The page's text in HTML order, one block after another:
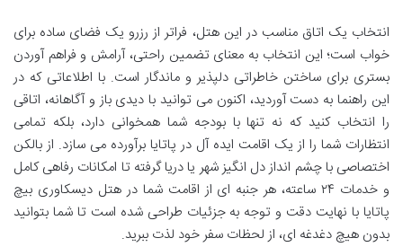
انتخاب یک اتاق مناسب در این هتل، فراتر از رزرو یک فضای ساده برای
خواب است؛ این انتخاب به معنای تضمین راحتی، آرامش و فراهم آوردن
بستری برای ساختن خاطراتی دلپذیر و ماندگار است. با اطلاعاتی که در
این راهنما به دست آوردید، اکنون می توانید با دیدی باز و آگاهانه، اتاقی
را انتخاب کنید که نه تنها با بودجه شما همخوانی دارد، بلکه تمامی
انتظارات شما را از یک اقامت ایده آل در پاتایا برآورده می سازد. از بالکن
اختصاصی با چشم انداز دل انگیز شهر یا دریا گرفته تا امکانات رفاهی کامل
و خدمات ۲۴ ساعته، هر جنبه ای از اقامت شما در هتل دیسکاوری بیچ
پاتایا با نهایت دقت و توجه به جزئیات طراحی شده است تا شما بتوانید
بدون هیچ دغدغه ای، از لحظات سفر خود لذت ببرید.